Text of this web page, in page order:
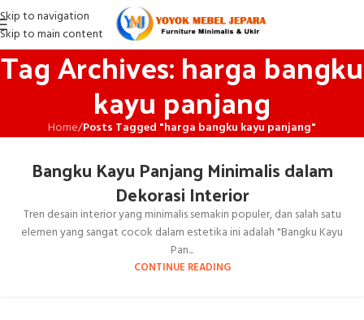
Skip to navigation
Skip to main content
Tag Archives: harga bangku
kayu panjang
Home/Posts Tagged "harga bangku kayu panjang"
Bangku Kayu Panjang Minimalis dalam
Dekorasi Interior
Tren desain interior yang minimalis semakin populer, dan salah satu
elemen yang sangat cocok dalam estetika ini adalah "Bangku Kayu
Pan...
CONTINUE READING